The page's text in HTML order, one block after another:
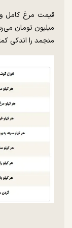
میلیون تومان
منجمد را اندکی کمتر از ۴۰۰ هزار تومان